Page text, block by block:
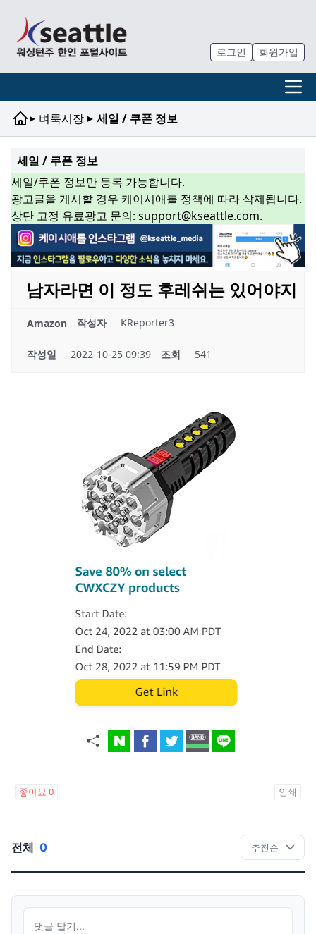
로그인 회원가입
▸ 벼룩시장 ▸ 세일 / 쿠폰 정보
세일 / 쿠폰 정보
세일/쿠폰 정보만 등록 가능합니다.
광고글을 게시할 경우 케이시애틀 정책에 따라 삭제됩니다.
상단 고정 유료광고 문의: support@kseattle.com.
남자라면 이 정도 후레쉬는 있어야지
Amazon 작성자 KReporter3
작성일 2022-10-25 09:39 조회 541
좋아요 0 인쇄
전체 0